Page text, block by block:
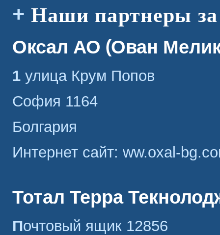
Наши партнеры
Оксал АО (Ован
1 улица Крум Попов
София 1164
Болгария
Интернет сайт: ww.oxal-
Тотал Терра
Почтовый ящик 12856